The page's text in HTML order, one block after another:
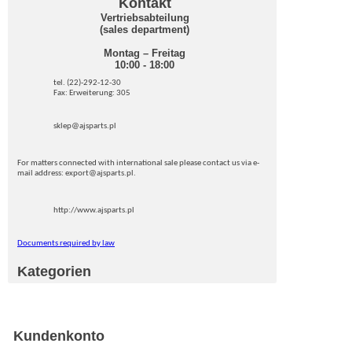
Kontakt
Vertriebsabteilung
(sales department)
Montag – Freitag
10:00 - 18:00
tel. (22)-292-12-30
Fax: Erweiterung: 305
sklep@ajsparts.pl
For matters connected with international sale please contact us via e-
mail address: export@ajsparts.pl.
http://www.ajsparts.pl
Documents required by law
Kategorien
Kundenkonto